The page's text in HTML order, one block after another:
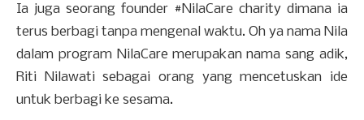
Ia juga seorang founder #NilaCare charity dimana ia
terus berbagi tanpa mengenal waktu. Oh ya nama Nila
dalam program NilaCare merupakan nama sang adik,
Riti Nilawati sebagai orang yang mencetuskan ide
untuk berbagi ke sesama.